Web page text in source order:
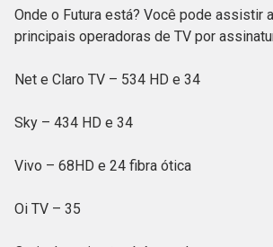
Onde o Futura está? Você pode assistir
principais operadoras de TV por
Net e Claro TV – 534 HD e 34
Sky – 434 HD e 34
Vivo – 68HD e 24 fibra ótica
Oi TV – 35